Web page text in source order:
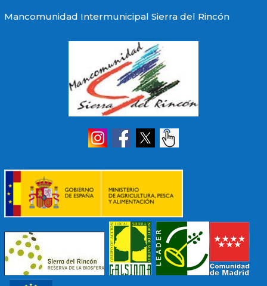
Mancomunidad Intermunicipal Sierra del Rincón